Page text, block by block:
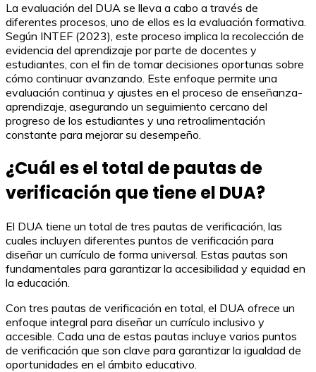
La evaluación del DUA se lleva a cabo a través de
diferentes procesos, uno de ellos es la evaluación formativa.
Según INTEF (2023), este proceso implica la recolección de
evidencia del aprendizaje por parte de docentes y
estudiantes, con el fin de tomar decisiones oportunas sobre
cómo continuar avanzando. Este enfoque permite una
evaluación continua y ajustes en el proceso de enseñanza-
aprendizaje, asegurando un seguimiento cercano del
progreso de los estudiantes y una retroalimentación
constante para mejorar su desempeño.
¿Cuál es el total de pautas de
verificación que tiene el DUA?
El DUA tiene un total de tres pautas de verificación, las
cuales incluyen diferentes puntos de verificación para
diseñar un currículo de forma universal. Estas pautas son
fundamentales para garantizar la accesibilidad y equidad en
la educación.
Con tres pautas de verificación en total, el DUA ofrece un
enfoque integral para diseñar un currículo inclusivo y
accesible. Cada una de estas pautas incluye varios puntos
de verificación que son clave para garantizar la igualdad de
oportunidades en el ámbito educativo.